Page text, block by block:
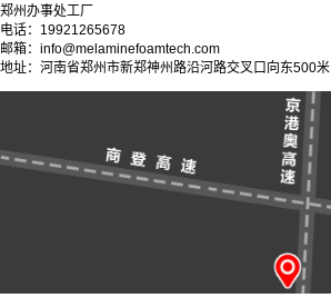
郑州办事处工厂
电话：19921265678
邮箱：info@melaminefoamtech.com
地址：河南省郑州市新郑神州路沿河路交叉口向东500米